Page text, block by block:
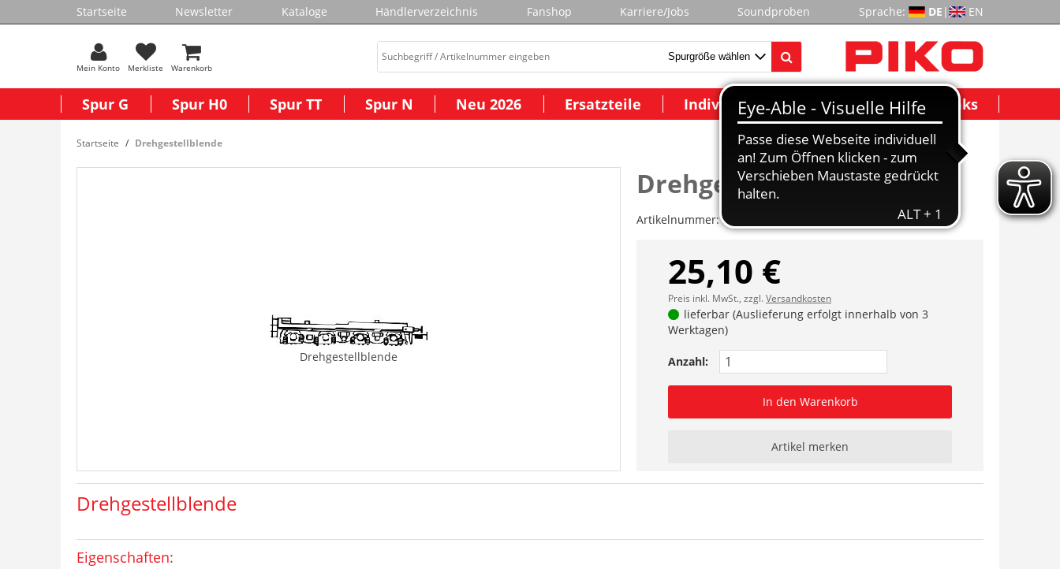
Startseite Newsletter Kataloge Händlerverzeichnis Fanshop Karriere/Jobs Soundproben Sprache: DE | EN
Mein Konto Merkliste Warenkorb
Spur G Spur H0 Spur TT Spur N Neu 2026 Ersatzteile Individuelle Modelle Wichtige Links
Startseite Drehgestellblende
Drehgestellblende
Drehgestellblende
Artikelnummer:ET50105-46
25,10 €
Preis inkl. MwSt., zzgl.Versandkosten
lieferbar (Auslieferung erfolgt innerhalb von 3
Werktagen)
Anzahl:
In den Warenkorb
Artikel merken
Drehgestellblende
Eigenschaften: